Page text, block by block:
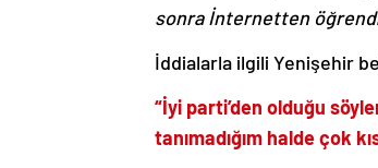
sonra İnternetten
İddialarla ilgili Yenişehir
“İyi parti’den olduğu
tanımadığım halde çok